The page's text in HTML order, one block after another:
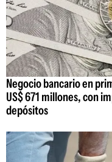
Negocio bancario en
US$ 671 millones, con
depósitos